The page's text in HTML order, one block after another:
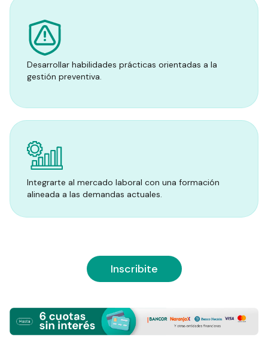
Desarrollar habilidades prácticas orientadas a la
gestión preventiva.
Integrarte al mercado laboral con una formación
alineada a las demandas actuales.
Inscribite